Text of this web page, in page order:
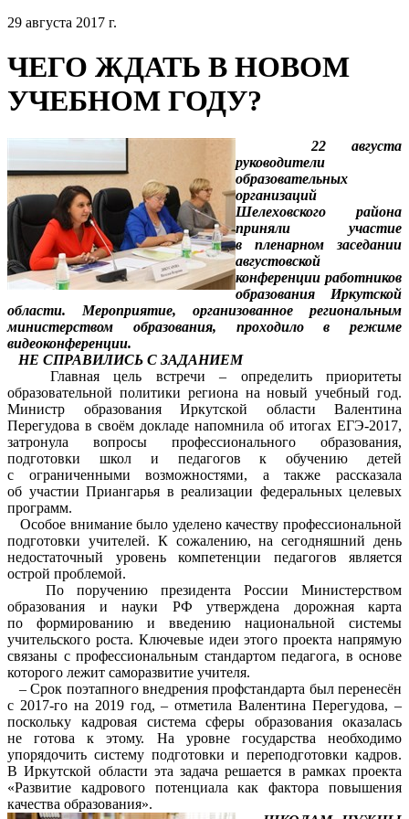
29 августа 2017 г.
ЧЕГО ЖДАТЬ В НОВОМ
УЧЕБНОМ ГОДУ?
22 августа
руководители
образовательных
организаций
Шелеховского района
приняли участие
в пленарном заседании
августовской
конференции работников
образования Иркутской
области. Мероприятие, организованное региональным
министерством образования, проходило в режиме
видеоконференции.
НЕ СПРАВИЛИСЬ С ЗАДАНИЕМ
Главная цель встречи – определить приоритеты
образовательной политики региона на новый учебный год.
Министр образования Иркутской области Валентина
Перегудова в своём докладе напомнила об итогах ЕГЭ-2017,
затронула вопросы профессионального образования,
подготовки школ и педагогов к обучению детей
с ограниченными возможностями, а также рассказала
об участии Приангарья в реализации федеральных целевых
программ.
Особое внимание было уделено качеству профессиональной
подготовки учителей. К сожалению, на сегодняшний день
недостаточный уровень компетенции педагогов является
острой проблемой.
По поручению президента России Министерством
образования и науки РФ утверждена дорожная карта
по формированию и введению национальной системы
учительского роста. Ключевые идеи этого проекта напрямую
связаны с профессиональным стандартом педагога, в основе
которого лежит саморазвитие учителя.
– Срок поэтапного внедрения профстандарта был перенесён
с 2017-го на 2019 год, – отметила Валентина Перегудова, –
поскольку кадровая система сферы образования оказалась
не готова к этому. На уровне государства необходимо
упорядочить систему подготовки и переподготовки кадров.
В Иркутской области эта задача решается в рамках проекта
«Развитие кадрового потенциала как фактора повышения
качества образования».